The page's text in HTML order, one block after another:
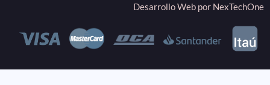
Desarrollo Web por NexTechOne